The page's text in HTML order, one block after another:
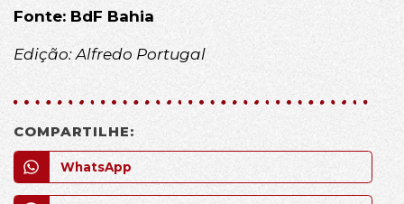
Fonte: BdF Bahia
Edição: Alfredo Portugal
COMPARTILHE:
WhatsApp